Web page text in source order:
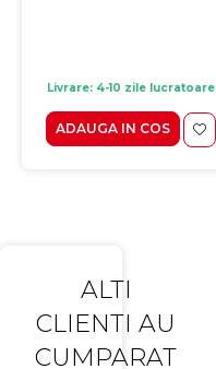
Livrare: 4-10 zile lucratoare
ADAUGA IN COS
ALTI
CLIENTI AU
CUMPARAT